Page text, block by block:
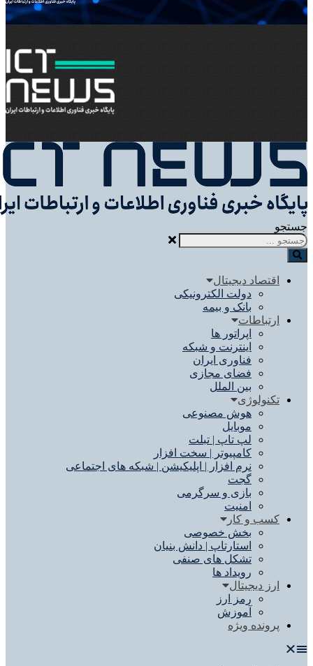
اقتصاد دیجیتال
دولت الکترونیکی
بانک و بیمه
ارتباطات
اپراتور ها
اینترنت و شبکه
فناوری ایران
فضای مجازی
بین الملل
تکنولوژی
هوش مصنوعی
موبایل
لپ تاپ | تبلت
کامپیوتر | سخت افزار
نرم افزار | اپلیکیشن | شبکه های اجتماعی
گجت
بازی و سرگرمی
امنیت
کسب و کار
بخش خصوصی
استارتاپ | دانش بنیان
تشکل های صنفی
رویداد ها
ارز دیجیتال
رمز ارز
آموزش
پرونده ویژه